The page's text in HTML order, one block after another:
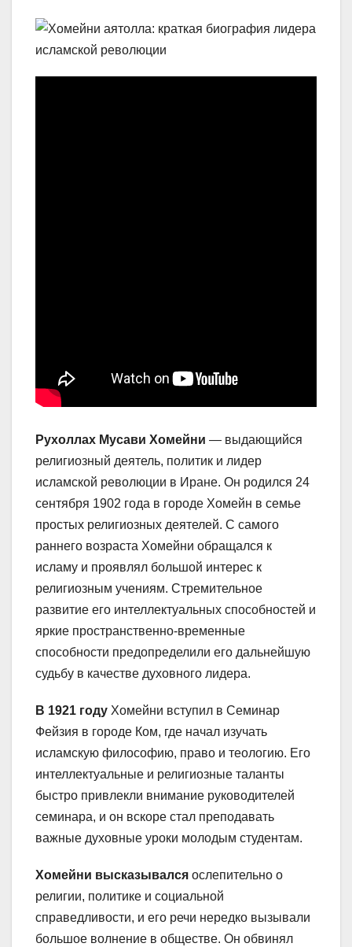
Рухоллах Мусави Хомейни — выдающийся
религиозный деятель, политик и лидер
исламской революции в Иране. Он родился 24
сентября 1902 года в городе Хомейн в семье
простых религиозных деятелей. С самого
раннего возраста Хомейни обращался к
исламу и проявлял большой интерес к
религиозным учениям. Стремительное
развитие его интеллектуальных способностей и
яркие пространственно-временные
способности предопределили его дальнейшую
судьбу в качестве духовного лидера.
В 1921 году Хомейни вступил в Семинар
Фейзия в городе Ком, где начал изучать
исламскую философию, право и теологию. Его
интеллектуальные и религиозные таланты
быстро привлекли внимание руководителей
семинара, и он вскоре стал преподавать
важные духовные уроки молодым студентам.
Хомейни высказывался ослепительно о
религии, политике и социальной
справедливости, и его речи нередко вызывали
большое волнение в обществе. Он обвинял